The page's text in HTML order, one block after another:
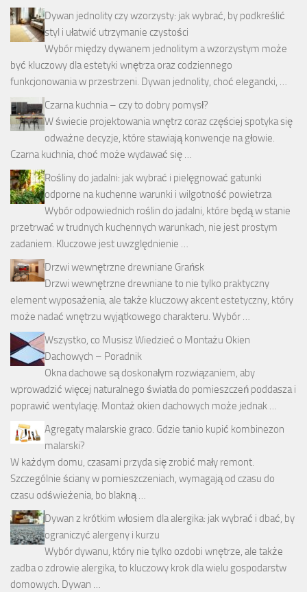
Dywan jednolity czy wzorzysty: jak wybrać, by podkreślić
styl i ułatwić utrzymanie czystości
Wybór między dywanem jednolitym a wzorzystym może
być kluczowy dla estetyki wnętrza oraz codziennego
funkcjonowania w przestrzeni. Dywan jednolity, choć elegancki, …
Czarna kuchnia – czy to dobry pomysł?
W świecie projektowania wnętrz coraz częściej spotyka się
odważne decyzje, które stawiają konwencje na głowie.
Czarna kuchnia, choć może wydawać się …
Rośliny do jadalni: jak wybrać i pielęgnować gatunki
odporne na kuchenne warunki i wilgotność powietrza
Wybór odpowiednich roślin do jadalni, które będą w stanie
przetrwać w trudnych kuchennych warunkach, nie jest prostym
zadaniem. Kluczowe jest uwzględnienie …
Drzwi wewnętrzne drewniane Grańsk
Drzwi wewnętrzne drewniane to nie tylko praktyczny
element wyposażenia, ale także kluczowy akcent estetyczny, który
może nadać wnętrzu wyjątkowego charakteru. Wybór …
Wszystko, co Musisz Wiedzieć o Montażu Okien
Dachowych – Poradnik
Okna dachowe są doskonałym rozwiązaniem, aby
wprowadzić więcej naturalnego światła do pomieszczeń poddasza i
poprawić wentylację. Montaż okien dachowych może jednak …
Agregaty malarskie graco. Gdzie tanio kupić kombinezon
malarski?
W każdym domu, czasami przyda się zrobić mały remont.
Szczególnie ściany w pomieszczeniach, wymagają od czasu do
czasu odświeżenia, bo blakną …
Dywan z krótkim włosiem dla alergika: jak wybrać i dbać, by
ograniczyć alergeny i kurzu
Wybór dywanu, który nie tylko ozdobi wnętrze, ale także
zadba o zdrowie alergika, to kluczowy krok dla wielu gospodarstw
domowych. Dywan …